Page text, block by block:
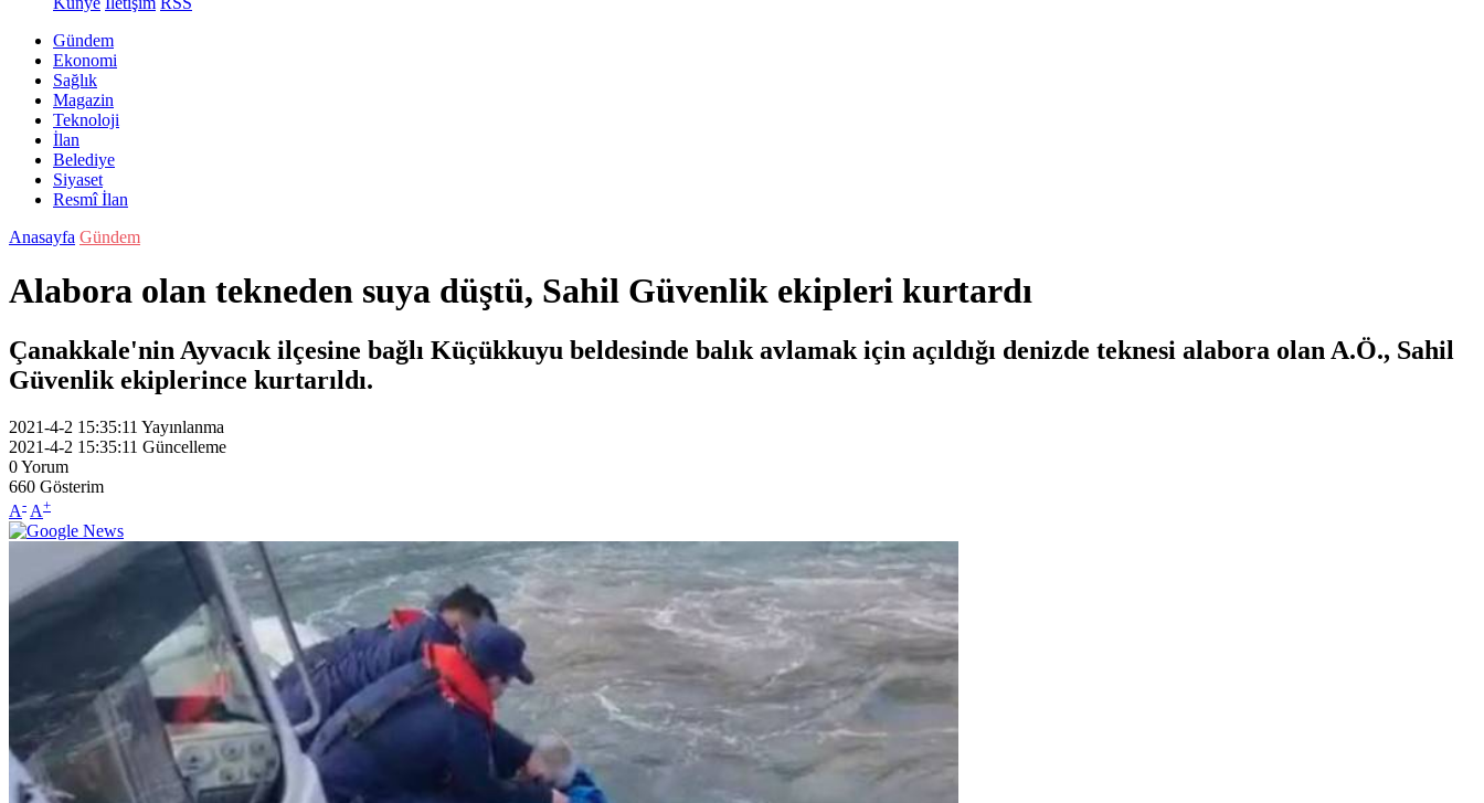
Gündem
Ekonomi
Sağlık
Magazin
Teknoloji
İlan
Belediye
Siyaset
Resmî İlan
Anasayfa Gündem
Alabora olan tekneden suya düştü, Sahil Güvenlik ekipleri kurtardı
Çanakkale'nin Ayvacık ilçesine bağlı Küçükkuyu beldesinde balık avlamak için açıldığı denizde teknesi alabora olan A.Ö., Sahil
Güvenlik ekiplerince kurtarıldı.
2021-4-2 15:35:11 Yayınlanma
2021-4-2 15:35:11 Güncelleme
0Yorum
660 Gösterim
A- A+